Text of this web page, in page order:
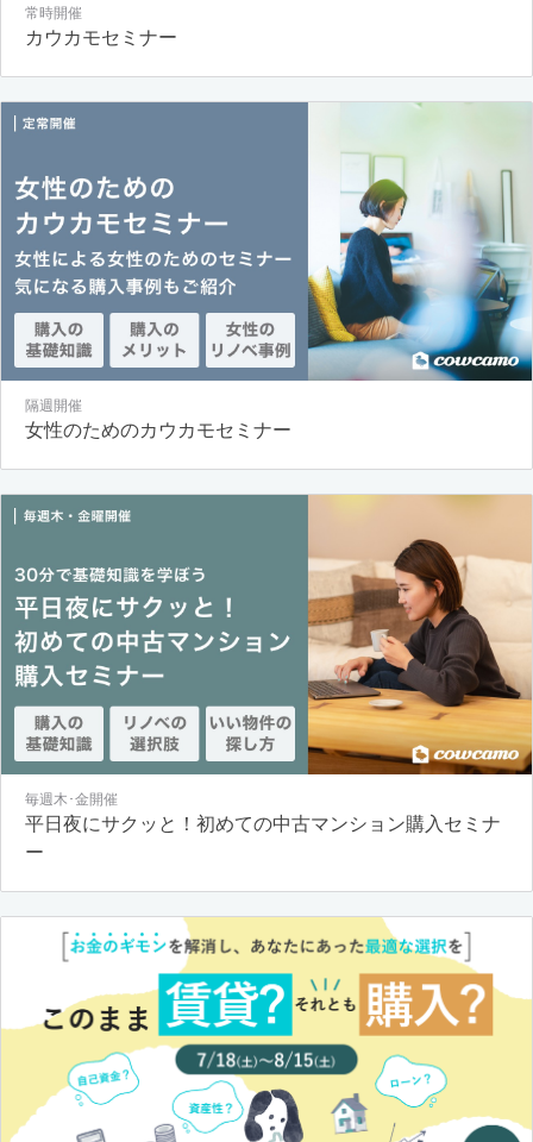
常時開催
カウカモセミナー
隔週開催
女性のためのカウカモセミナー
毎週木･金開催
平日夜にサクッと！初めての中古マンション購入セミナ
ー